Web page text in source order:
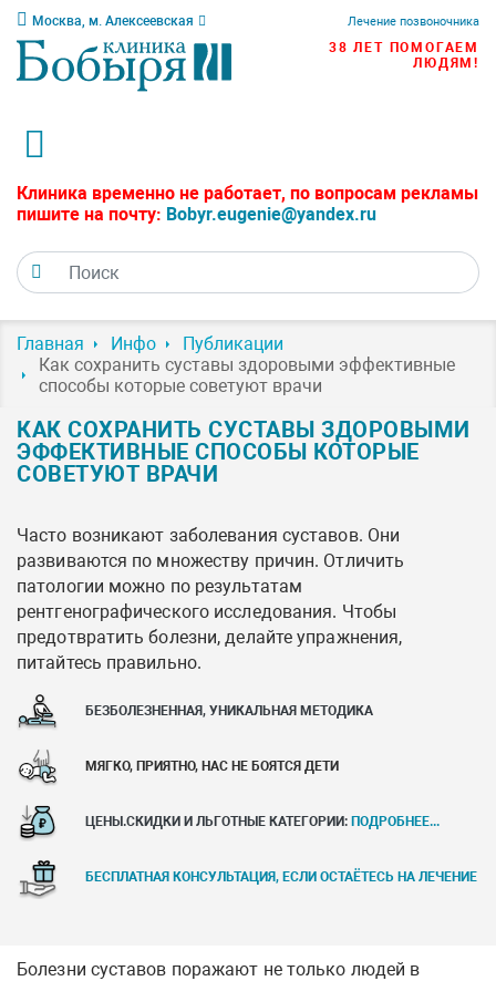
Москва, м. Алексеевская Лечение позвоночника
38 ЛЕТ ПОМОГАЕМ
ЛЮДЯМ!
Клиника временно не работает, по вопросам рекламы
пишите на почту: Bobyr.eugenie@yandex.ru
Главная Инфо
Публикации
Как сохранить суставы здоровыми эффективные
способы которые советуют врачи
КАК СОХРАНИТЬ СУСТАВЫ ЗДОРОВЫМИ
ЭФФЕКТИВНЫЕ СПОСОБЫ КОТОРЫЕ
СОВЕТУЮТ ВРАЧИ
Часто возникают заболевания суставов. Они
развиваются по множеству причин. Отличить
патологии можно по результатам
рентгенографического исследования. Чтобы
предотвратить болезни, делайте упражнения,
питайтесь правильно.
БЕЗБОЛЕЗНЕННАЯ, УНИКАЛЬНАЯ МЕТОДИКА
МЯГКО, ПРИЯТНО, НАС НЕ БОЯТСЯ ДЕТИ
ЦЕНЫ.СКИДКИ И ЛЬГОТНЫЕ КАТЕГОРИИ: ПОДРОБНЕЕ...
БЕСПЛАТНАЯ КОНСУЛЬТАЦИЯ, ЕСЛИ ОСТАЁТЕСЬ НА ЛЕЧЕНИЕ
Болезни суставов поражают не только людей в